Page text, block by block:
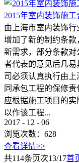
2015年室内装饰施
由上海市室内装饰
增加了新的制约条
新需求，部分条款
者代表的意见后几
司必须认真执行由
同承包工程的保修
应根据施工项目的
以作该工程...
2017 - 12 - 06
浏览次数： 628
查看详情>>
共114条页次13/17首